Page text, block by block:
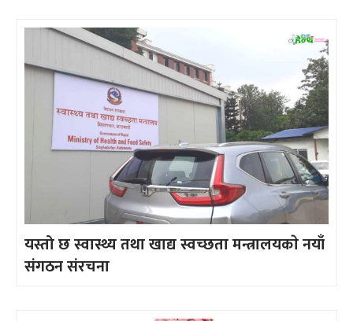
यस्तो छ स्वास्थ्य तथा खाद्य स्वच्छता मन्त्रालयकाे नयाँ
संगठन संरचना